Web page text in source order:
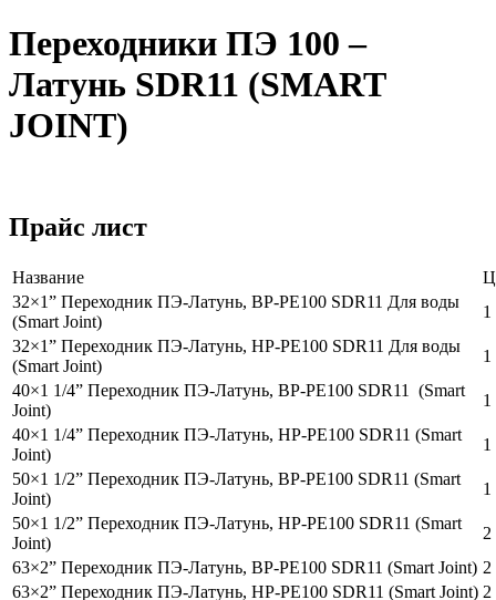
Переходники ПЭ 100 –
Латунь SDR11 (SMART
JOINT)
Прайс лист
Название
32×1” Переходник ПЭ-Латунь, ВР-PE100 SDR11 Для воды
(Smart Joint)
1
32×1” Переходник ПЭ-Латунь, НР-PE100 SDR11 Для воды
(Smart Joint)
1
40×1 1/4” Переходник ПЭ-Латунь, ВР-PE100 SDR11 (Smart
Joint)
1
40×1 1/4” Переходник ПЭ-Латунь, НР-PE100 SDR11 (Smart
Joint)
1
50×1 1/2” Переходник ПЭ-Латунь, ВР-PE100 SDR11 (Smart
Joint)
1
50×1 1/2” Переходник ПЭ-Латунь, НР-PE100 SDR11 (Smart
Joint)
2
63×2” Переходник ПЭ-Латунь, ВР-PE100 SDR11 (Smart Joint) 2
63×2” Переходник ПЭ-Латунь, НР-PE100 SDR11 (Smart Joint) 2